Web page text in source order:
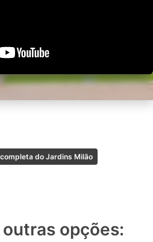
do Jardins Milão
outras opções: